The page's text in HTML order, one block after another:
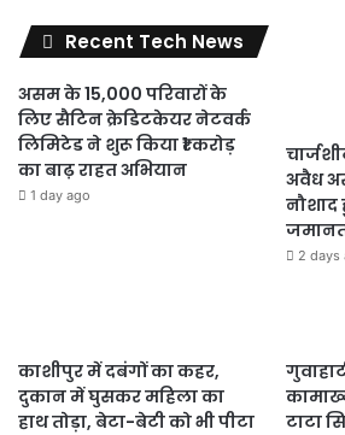
Recent Tech News
असम के 15,000 परिवारों के
लिए सैटिन क्रेडिटकेयर नेटवर्क
लिमिटेड ने शुरू किया ₹1 करोड़
का बाढ़ राहत अभियान
1 day ago
अवैध
नौशाद
2 days
काशीपुर में दबंगों का कहर,
दुकान में घुसकर महिला का
हाथ तोड़ा, बेटा-बेटी को भी पीटा
टाटा